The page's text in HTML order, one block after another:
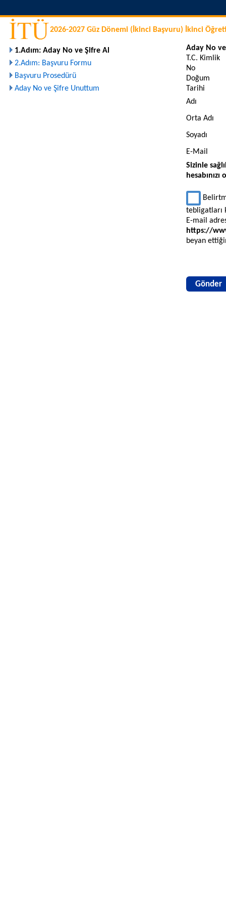
2026-2027 Güz Dönemi (İkinci Başvuru) İkinci
1.Adım: Aday No ve Şifre Al
2.Adım: Başvuru Formu
Başvuru Prosedürü
Aday No ve Şifre Unuttum
Aday No
T.C. Kimlik
No
Doğum
Tarihi
Adı
Orta Adı
Soyadı
E-Mail
Sizinle
tebligatları
E-mail
https://
beyan